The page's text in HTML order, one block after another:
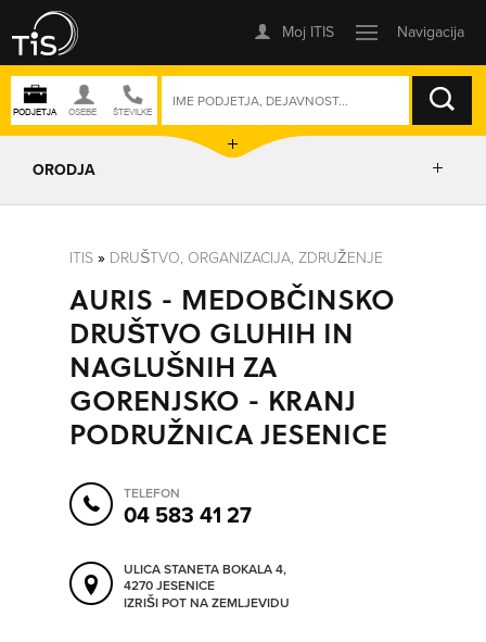
ISKANJE
SO ODPRTA V
ORODJA
POSLOVNE ENOTE
IZRIŠI POT
POŠLJI SMS
ORODJA
SHRANI V MOJ ITIS
ITIS » DRUŠTVO, ORGANIZACIJA, ZDRUŽENJE
AURIS - MEDOBČINSKO
DRUŠTVO GLUHIH IN
NAGLUŠNIH ZA
GORENJSKO - KRANJ
PODRUŽNICA JESENICE
TELEFON
04 583 41 27
ULICA STANETA BOKALA 4,
4270 JESENICE
IZRIŠI POT NA ZEMLJEVIDU